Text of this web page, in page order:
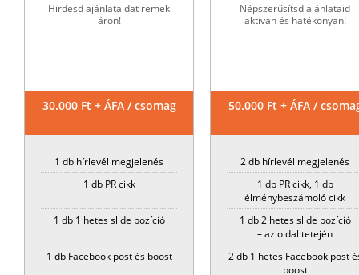
Hirdesd ajánlataidat remek
áron!
30.000 Ft + ÁFA / csomag
1 db hírlevél megjelenés
1 db PR cikk
1 db 1 hetes slide pozíció
1 db Facebook post és boost
Népszerűsítsd ajánlataid
aktívan és hatékonyan!
50.000 Ft + ÁFA /
2 db hírlevél megjelenés
1 db PR cikk, 1 db
élménybeszámoló cikk
1 db 2 hetes slide pozíció
– az oldal tetején
2 db 1 hetes Facebook post
boost